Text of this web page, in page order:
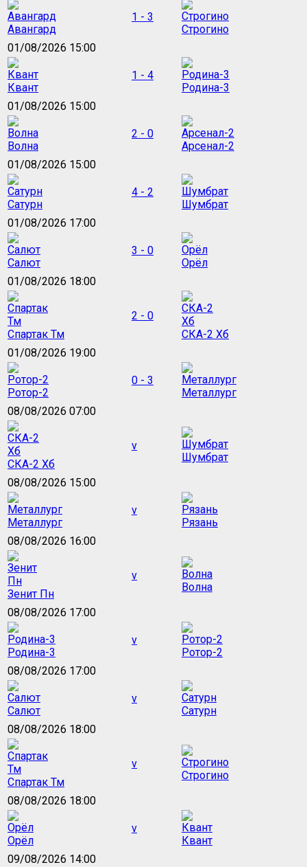
Авангард
1 - 3
Строгино
01/08/2026 15:00
Квант
1 - 4
Родина-3
01/08/2026 15:00
Волна
2 - 0
Арсенал-2
01/08/2026 15:00
Сатурн
4 - 2
Шумбрат
01/08/2026 17:00
Салют
3 - 0
Орёл
01/08/2026 18:00
Спартак Тм
2 - 0
СКА-2 Хб
01/08/2026 19:00
Ротор-2
0 - 3
Металлург
08/08/2026 07:00
СКА-2 Хб
v
Шумбрат
08/08/2026 15:00
Металлург
v
Рязань
08/08/2026 16:00
Зенит Пн
v
Волна
08/08/2026 17:00
Родина-3
v
Ротор-2
08/08/2026 17:00
Салют
v
Сатурн
08/08/2026 18:00
Спартак Тм
v
Строгино
08/08/2026 18:00
Орёл
v
Квант
09/08/2026 14:00